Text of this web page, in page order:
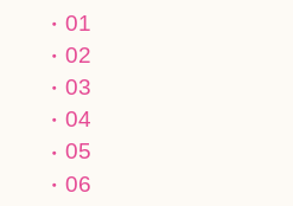
01
02
03
04
05
06